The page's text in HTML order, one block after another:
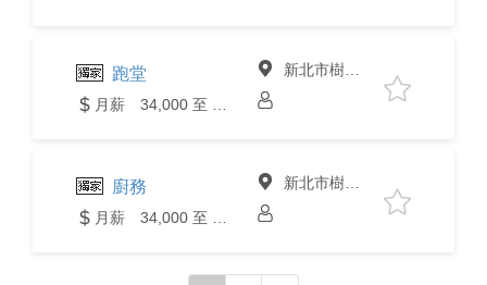
跑堂 新北市樹林區
廚務 新北市樹林區